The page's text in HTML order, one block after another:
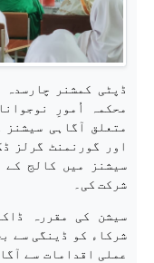
ڈپٹی کمشنر
محکمہ اُمورِ
متعلق آگاہی سیشنز
اور گورنمنٹ گرلز
سیشنز میں کالج کے
شرکت کی۔
سیشن کی مقررہ
شرکاء کو ڈینگی سے
عملی اقدامات سے